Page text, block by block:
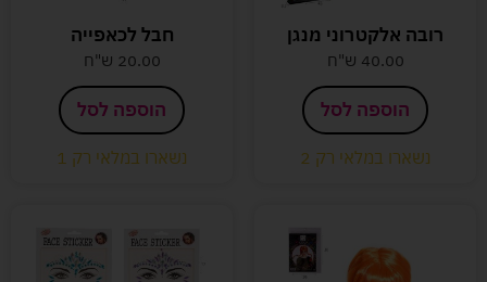
רובה אלקטרוני מנגן
40.00 ש"ח
הוספה לסל
נשארו במלאי רק 2
חבל לכאפייה
20.00 ש"ח
הוספה לסל
נשארו במלאי רק 1